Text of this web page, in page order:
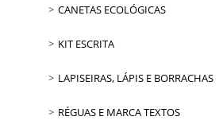
CANETAS ECOLÓGICAS
KIT ESCRITA
LAPISEIRAS, LÁPIS E BORRACHAS
RÉGUAS E MARCA TEXTOS